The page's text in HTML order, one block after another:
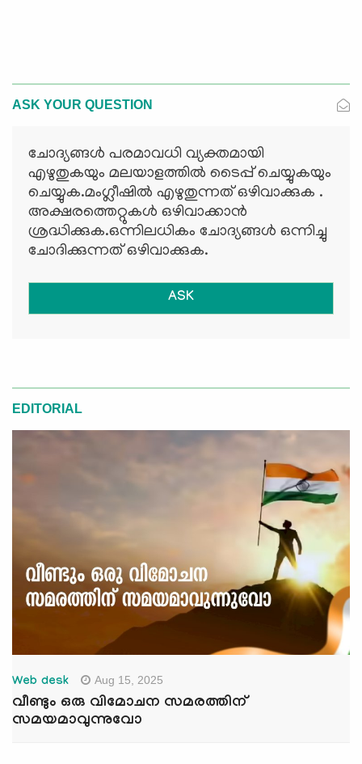
ASK YOUR QUESTION
ചോദ്യങ്ങള്‍ പരമാവധി വ്യക്തമായി
എഴുതുകയും മലയാളത്തില്‍ ടൈപ്പ് ചെയ്യുകയും
ചെയ്യുക.മംഗ്ലീഷില്‍ എഴുതുന്നത് ഒഴിവാക്കുക .
അക്ഷരത്തെറ്റുകള്‍ ഒഴിവാക്കാന്‍
ശ്രദ്ധിക്കുക.ഒന്നിലധികം ചോദ്യങ്ങള്‍ ഒന്നിച്ചു
ചോദിക്കുന്നത് ഒഴിവാക്കുക.
ASK
EDITORIAL
Web desk Aug 15, 2025
വീണ്ടും ഒരു വിമോചന സമരത്തിന്
സമയമാവുന്നുവോ